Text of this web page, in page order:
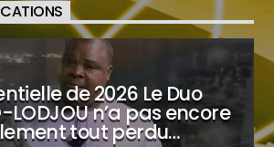
de 2026 Le Duo
LODJOU n’a pas encore
tout perdu…